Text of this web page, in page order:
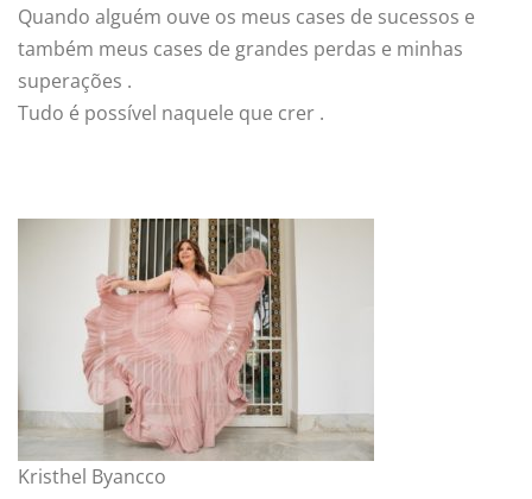
Quando alguém ouve os meus cases de sucessos e
também meus cases de grandes perdas e minhas
superações .
Tudo é possível naquele que crer .
Kristhel Byancco